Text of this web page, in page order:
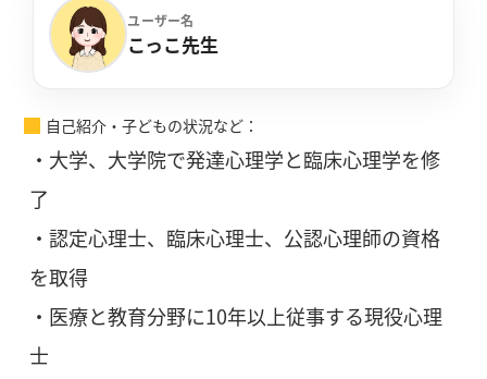
ユーザー名
こっこ先生
自己紹介・子どもの状況など
・大学、大学院で発達心理学と臨床心理学を修
了
・認定心理士、臨床心理士、公認心理師の資格
を取得
・医療と教育分野に10年以上従事する現役心理
士